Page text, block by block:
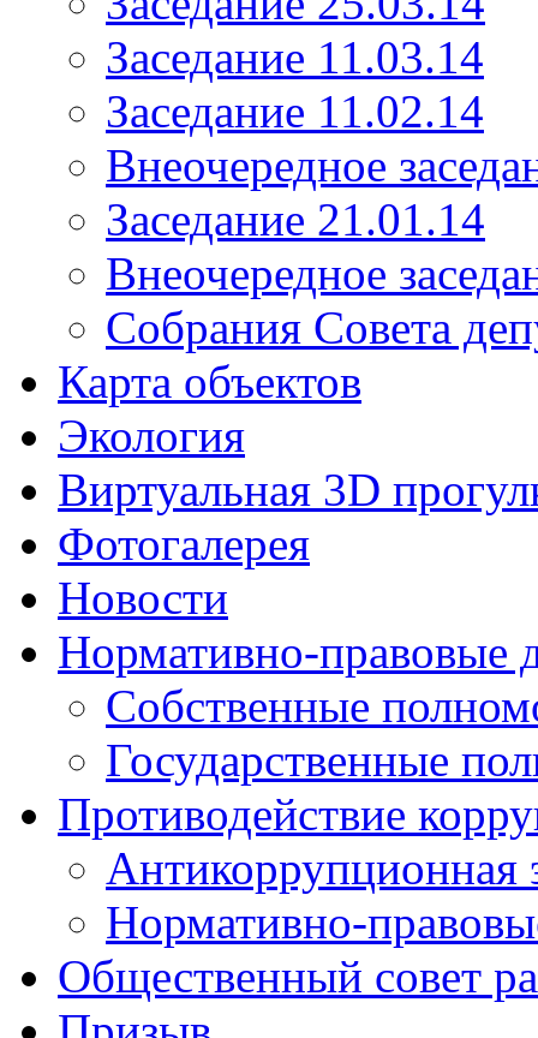
Заседание 11.03.14
Заседание 11.02.14
Внеочередное
Заседание 21.01.14
Внеочередное
Собрания Совета
Карта объектов
Экология
Виртуальная 3D
Фотогалерея
Новости
Нормативно-правовые
Собственные
Государственные
Противодействие
Антикоррупционная
Нормативно-
Общественный совет